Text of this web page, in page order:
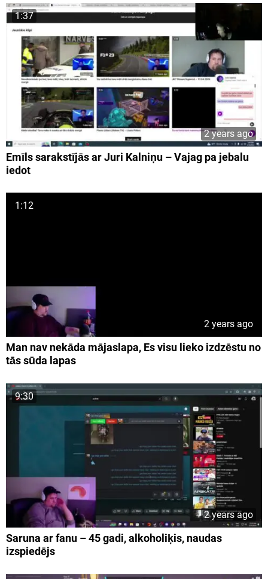
1:37
2 years ago
Emīls sarakstījās ar Juri Kalniņu – Vajag pa jebalu
iedot
1:12
2 years ago
Man nav nekāda mājaslapa, Es visu lieko izdzēstu no
tās sūda lapas
9:30
2 years ago
Saruna ar fanu – 45 gadi, alkoholiķis, naudas
izspiedējs